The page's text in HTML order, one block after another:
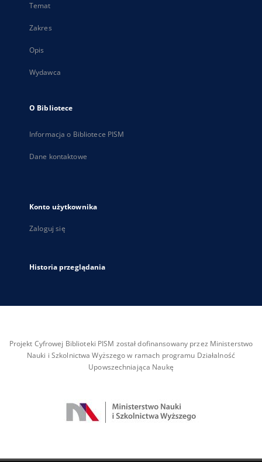
Temat
Zakres
Opis
Wydawca
O Bibliotece
Informacja o Bibliotece PISM
Dane kontaktowe
Konto użytkownika
Zaloguj się
Historia przeglądania
Projekt Cyfrowej Biblioteki PISM został dofinansowany przez Ministerstwo
Nauki i Szkolnictwa Wyższego w ramach programu Działalność
Upowszechniająca Naukę